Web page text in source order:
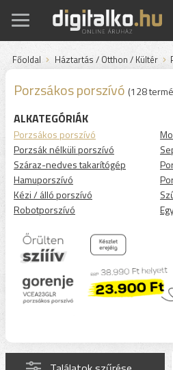
Főoldal Háztartás / Otthon / Kültér
Porzsákos porszívó (128
ALKATEGÓRIÁK
Porzsákos porszívó
Porzsák nélküli porszívó
Száraz-nedves takarítógép
Hamuporszívó
Kézi / álló porszívó
Robotporszívó